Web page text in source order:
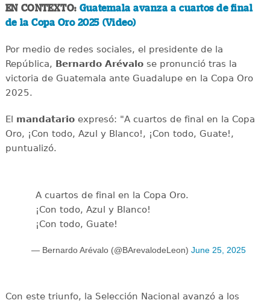
EN CONTEXTO: Guatemala avanza a cuartos de final
de la Copa Oro 2025 (Video)
Por medio de redes sociales, el presidente de la
República, Bernardo Arévalose pronunció tras la
victoria de Guatemala ante Guadalupe en la Copa Oro
2025.
El mandatarioexpresó: "A cuartos de final en la Copa
Oro, ¡Con todo, Azul y Blanco!, ¡Con todo, Guate!,
puntualizó.
A cuartos de final en la Copa Oro.
¡Con todo, Azul y Blanco!
¡Con todo, Guate!
— Bernardo Arévalo (@BArevalodeLeon) June 25, 2025
Con este triunfo, la Selección Nacional avanzó a los